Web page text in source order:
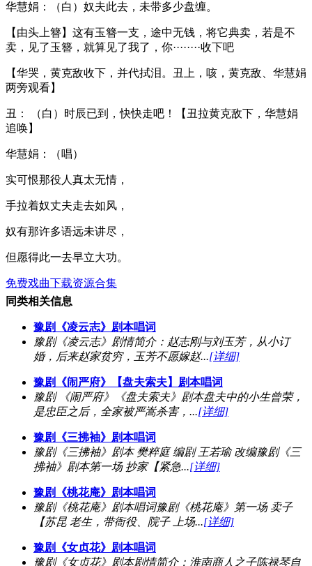
华慧娟：（白）奴夫此去，未带多少盘缠。
【由头上簪】这有玉簪一支，途中无钱，将它典卖，若是不
卖，见了玉簪，就算见了我了，你········收下吧
【华哭，黄克敌收下，并代拭泪。丑上，咳，黄克敌、华慧娟
两旁观看】
丑： （白）时辰已到，快快走吧！【丑拉黄克敌下，华慧娟
追唤】
华慧娟：（唱）
实可恨那役人真太无情，
手拉着奴丈夫走去如风，
奴有那许多语远未讲尽，
但愿得此一去早立大功。
免费戏曲下载资源合集
同类相关信息
豫剧《凌云志》剧本唱词
豫剧《凌云志》剧情简介：赵志刚与刘玉芳，从小订
婚，后来赵家贫穷，玉芳不愿嫁赵...[详细]
豫剧《闹严府》【盘夫索夫】剧本唱词
豫剧 《闹严府》《盘夫索夫》剧本盘夫中的小生曾荣，
是忠臣之后，全家被严嵩杀害，...[详细]
豫剧《三拂袖》剧本唱词
豫剧《三拂袖》剧本 樊粹庭 编剧 王若瑜 改编豫剧《三
拂袖》剧本第一场 抄家【紧急...[详细]
豫剧《桃花庵》剧本唱词
豫剧《桃花庵》剧本唱词豫剧《桃花庵》第一场 卖子
【苏昆 老生，带衙役、院子 上场...[详细]
豫剧《女贞花》剧本唱词
豫剧《女贞花》剧本剧情简介：淮南商人之子陈禄琴自